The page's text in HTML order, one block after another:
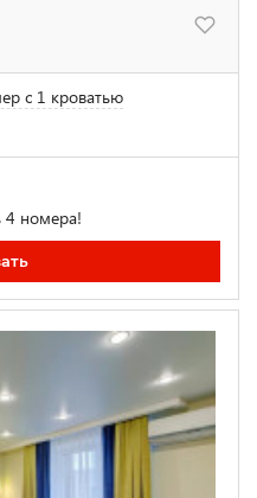
с 1 кроватью
4 номера!